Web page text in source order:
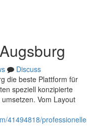
Discuss
die beste Plattform für
speziell konzipierte
Vom Layout
41494818/